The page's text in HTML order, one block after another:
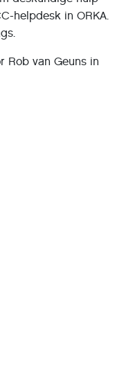
helpdesk in ORKA.
Rob van Geuns in